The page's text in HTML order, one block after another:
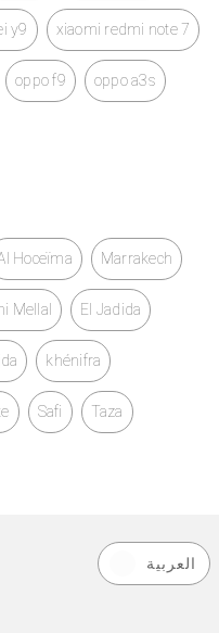
y9 xiaomi redmi note 7
oppo f9 oppo a3s
Hoceïma Marrakech
Mellal El Jadida
khénifra
Safi Taza
العربية